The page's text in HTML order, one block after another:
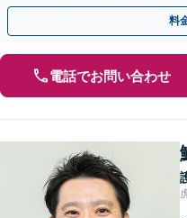
金が得られるよう尽力します！
料
電話でお問い合わせ